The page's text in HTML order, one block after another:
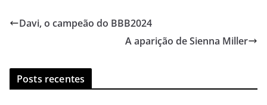
Davi, o campeão do BBB2024
A aparição de Sienna Miller
Posts recentes